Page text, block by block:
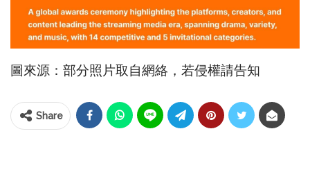
圖來源：部分照片取自網絡，若侵權請告知
Share